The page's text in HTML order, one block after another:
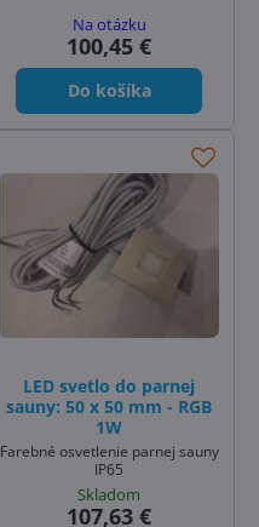
Na otázku
100,45 €
Do košíka
LED svetlo do parnej
sauny: 50 x 50 mm - RGB
1W
Farebné osvetlenie parnej sauny
IP65
Skladom
107,63 €